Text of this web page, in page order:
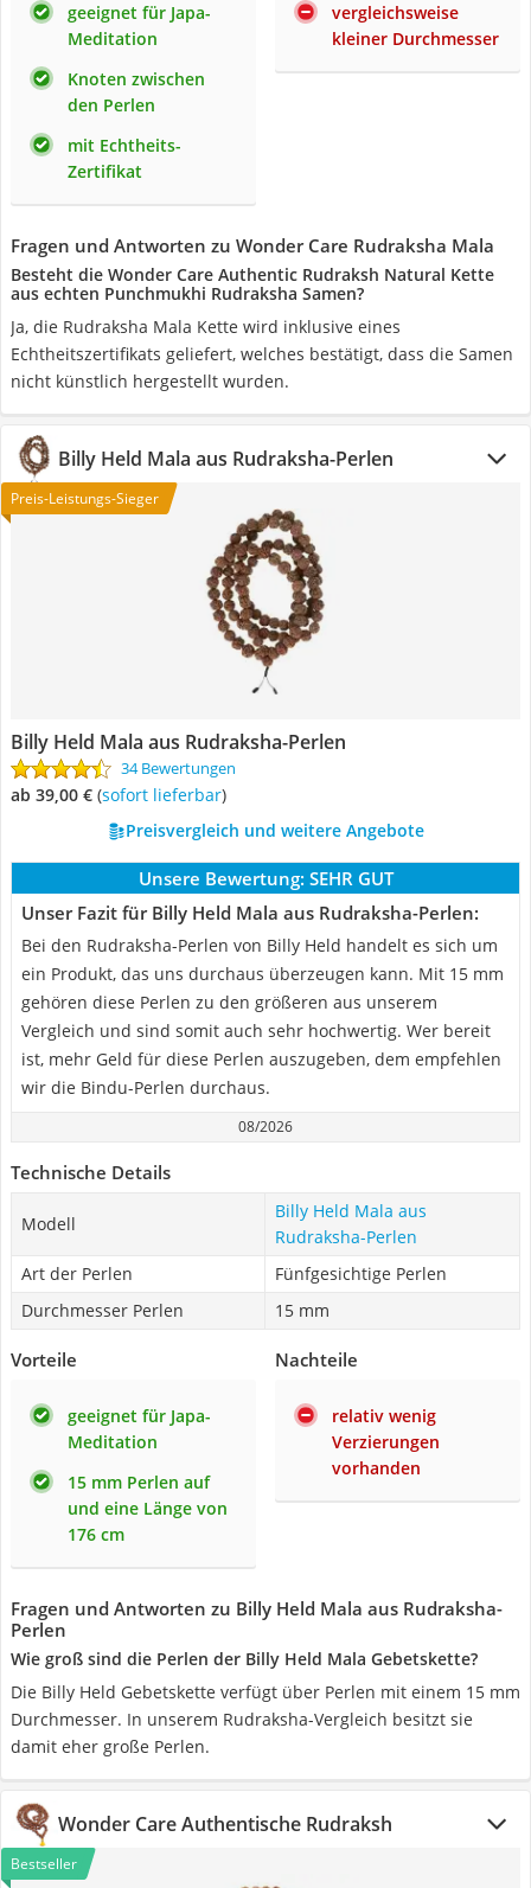
geeignet für Japa-
Meditation
Knoten zwischen
den Perlen
mit Echtheits-
Zertifikat
vergleichsweise
kleiner Durchmesser
Fragen und Antworten zu Wonder Care Rudraksha Mala
Besteht die Wonder Care Authentic Rudraksh Natural Kette
aus echten Punchmukhi Rudraksha Samen?
Ja, die Rudraksha Mala Kette wird inklusive eines
Echtheitszertifikats geliefert, welches bestätigt, dass die Samen
nicht künstlich hergestellt wurden.
Billy Held Mala aus Rudraksha-Perlen
Preis-Leistungs-Sieger
Billy Held Mala aus Rudraksha-Perlen
34 Bewertungen
ab 39,00 € ( Sofort lieferbar)
Preisvergleich und weitere Angebote
Unsere Bewertung: SEHR GUT
Unser Fazit für Billy Held Mala aus Rudraksha-Perlen:
Bei den Rudraksha-Perlen von Billy Held handelt es sich um
ein Produkt, das uns durchaus überzeugen kann. Mit 15 mm
gehören diese Perlen zu den größeren aus unserem
Vergleich und sind somit auch sehr hochwertig. Wer bereit
ist, mehr Geld für diese Perlen auszugeben, dem empfehlen
wir die Bindu-Perlen durchaus.
08/2026
Technische Details
Modell
Billy Held Mala aus
Rudraksha-Perlen
Art der Perlen
Fünfgesichtige Perlen
Durchmesser Perlen
15 mm
Vorteile
geeignet für Japa-
Meditation
15 mm Perlen auf
und eine Länge von
176 cm
Nachteile
relativ wenig
Verzierungen
vorhanden
Fragen und Antworten zu Billy Held Mala aus Rudraksha-
Perlen
Wie groß sind die Perlen der Billy Held Mala Gebetskette?
Die Billy Held Gebetskette verfügt über Perlen mit einem 15 mm
Durchmesser. In unserem Rudraksha-Vergleich besitzt sie
damit eher große Perlen.
Wonder Care Authentische Rudraksh
Bestseller